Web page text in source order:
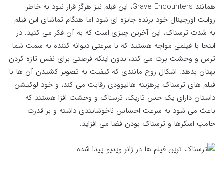
همانند Grave Encounters، این فیلم نیز هرگز قرار نبود به خاطر
روایت اورجینال خود برنده جایزه ای شود اما هنگام تماشای این فیلم
به شدت ترسناک، این آخرین چیزی است که به آن فکر می کنید. در
اینجا با فیلمی مواجه هستید که با سرعتی دیوانه کننده به سمت شما
ترس و وحشت پرت می کند، بدون اینکه فرصتی برای نفس تازه کردن
بهتان بدهد. اشکال روح مانندی که کیفیت به تصویر کشیدن آن ها با
فیلم های ترسناک پرهزینه هالیوودی رقابت می کند، و خود لوکیشن
داستان دارای یک حس تاریک، ترسناک و وحشت افزا هستند که
باعث می شود به سرعت احساس ناخوشایندی داشته و بر قدرت
جامپ اسکرها و ترسناک بودن فضا می افزاید.